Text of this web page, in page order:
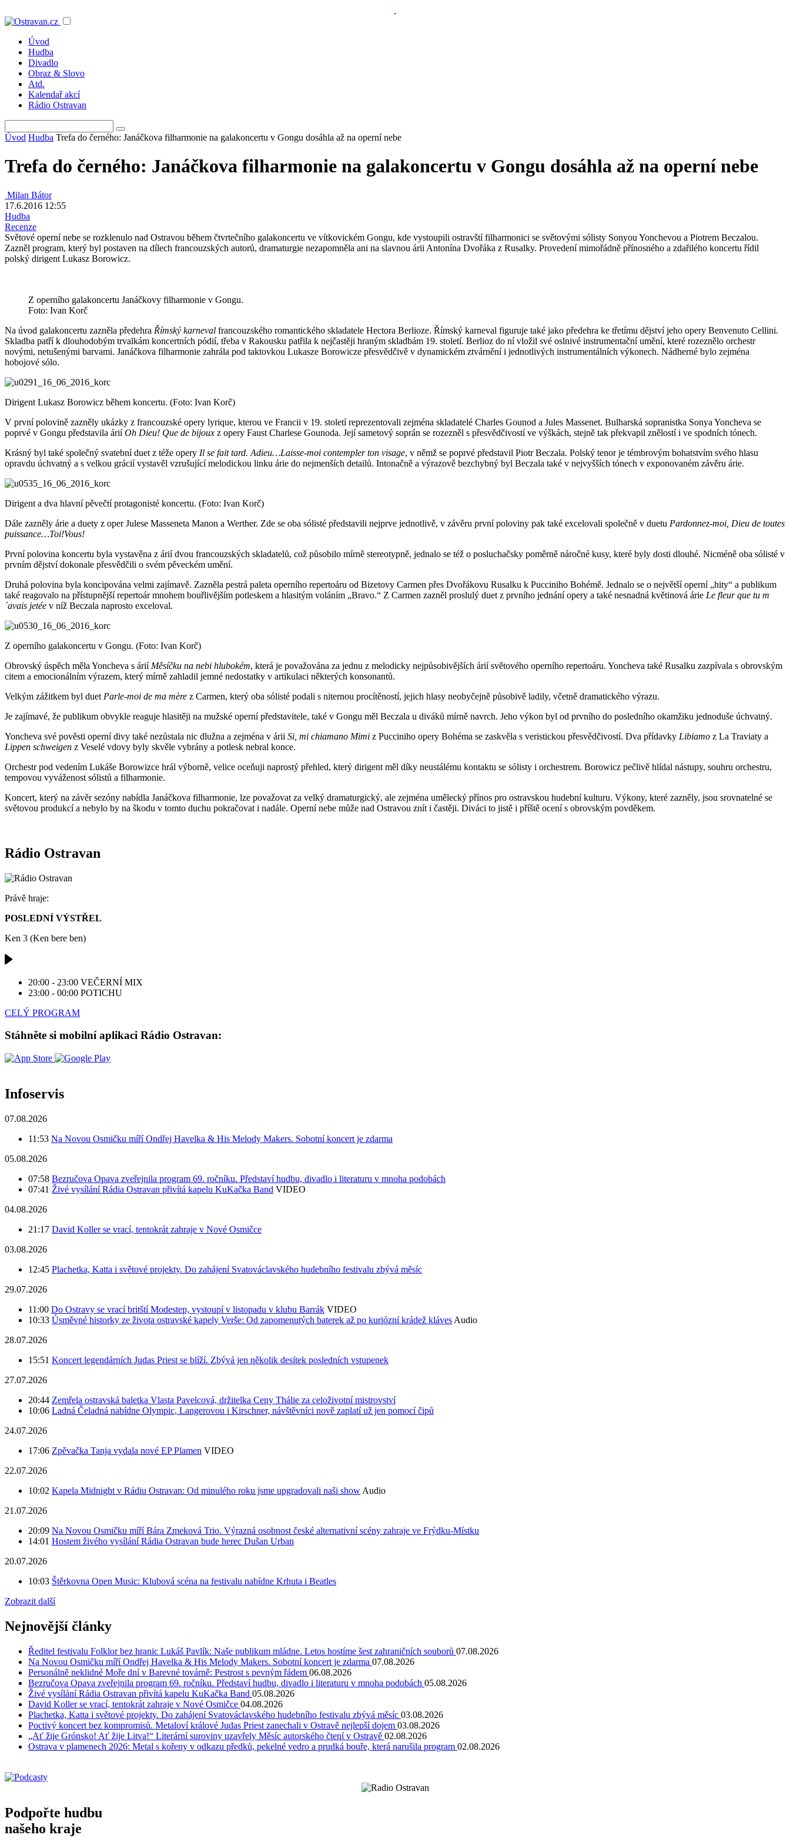
Úvod
Hudba
Divadlo
Obraz & Slovo
Atd.
Kalendař akcí
Rádio Ostravan
Úvod Hudba Trefa do černého: Janáčkova filharmonie na galakoncertu v Gongu dosáhla až na operní nebe
Trefa do černého: Janáčkova filharmonie na galakoncertu v Gongu dosáhla až na operní nebe
Milan Bátor
17.6.2016 12:55
Hudba
Recenze
Světové operní nebe se rozklenulo nad Ostravou během čtvrtečního galakoncertu ve vítkovickém Gongu, kde vystoupili ostravští filharmonici se světovými sólisty Sonyou Yonchevou a Piotrem Beczalou.
Zazněl program, který byl postaven na dílech francouzských autorů, dramaturgie nezapomněla ani na slavnou árii Antonína Dvořáka z Rusalky. Provedení mimořádně přínosného a zdařilého koncertu řídil
polský dirigent Lukasz Borowicz.
Z operního galakoncertu Janáčkovy filharmonie v Gongu.
Foto: Ivan Korč
Na úvod galakoncertu zazněla předehra Římský karneval francouzského romantického skladatele Hectora Berlioze. Římský karneval figuruje také jako předehra ke třetímu dějství jeho opery Benvenuto Cellini.
Skladba patří k dlouhodobým trvalkám koncertních pódií, třeba v Rakousku patřila k nejčastěji hraným skladbám 19. století. Berlioz do ní vložil své oslnivé instrumentační umění, které rozeznělo orchestr
novými, netušenými barvami. Janáčkova filharmonie zahrála pod taktovkou Lukasze Borowicze přesvědčivě v dynamickém ztvárnění i jednotlivých instrumentálních výkonech. Nádherné bylo zejména
hobojové sólo.
Dirigent Lukasz Borowicz během koncertu. (Foto: Ivan Korč)
V první polovině zazněly ukázky z francouzské opery lyrique, kterou ve Francii v 19. století reprezentovali zejména skladatelé Charles Gounod a Jules Massenet. Bulharská sopranistka Sonya Yoncheva se
poprvé v Gongu představila áriíOh Dieu! Que de bijoux z opery Faust Charlese Gounoda. Její sametový soprán se rozezněl s přesvědčivostí ve výškách, stejně tak překvapil znělostí i ve spodních tónech.
Krásný byl také společný svatební duet z téže opery Il se fait tard. Adieu…Laisse-moi contempler ton visage, v němž se poprvé představil Piotr Beczala. Polský tenor je témbrovým bohatstvím svého hlasu
opravdu úchvatný a s velkou grácií vystavěl vzrušující melodickou linku árie do nejmenších detailů. Intonačně a výrazově bezchybný byl Beczala také v nejvyšších tónech v exponovaném závěru árie.
Dirigent a dva hlavní pěvečtí protagonisté koncertu. (Foto: Ivan Korč)
Dále zazněly árie a duety z oper Julese Masseneta Manon a Werther. Zde se oba sólisté představili nejprve jednotlivě, v závěru první poloviny pak také excelovali společně v duetu Pardonnez-moi, Dieu de toutes
puissance…Toi!Vous!
První polovina koncertu byla vystavěna z árií dvou francouzských skladatelů, což působilo mírně stereotypně, jednalo se též o posluchačsky poměrně náročné kusy, které byly dosti dlouhé. Nicméně oba sólisté v
prvním dějství dokonale přesvědčili o svém pěveckém umění.
Druhá polovina byla koncipována velmi zajímavě. Zazněla pestrá paleta operního repertoáru od Bizetovy Carmen přes Dvořákovu Rusalku k Pucciniho Bohémě. Jednalo se o největší operní „hity“ a publikum
také reagovalo na přístupnější repertoár mnohem bouřlivějším potleskem a hlasitým voláním „Bravo.“ Z Carmen zazněl proslulý duet z prvního jednání opery a také nesnadná květinová árie Le fleur que tu m
´avais jetée v níž Beczala naprosto exceloval.
Z operního galakoncertu v Gongu. (Foto: Ivan Korč)
Obrovský úspěch měla Yoncheva s árií Měsíčku na nebi hlubokém, která je považována za jednu z melodicky nejpůsobivějších árií světového operního repertoáru. Yoncheva také Rusalku zazpívala s obrovským
citem a emocionálním výrazem, který mírně zahladil jemné nedostatky v artikulaci některých konsonantů.
Velkým zážitkem byl duet Parle-moi de ma mère z Carmen, který oba sólisté podali s niternou procítěností, jejich hlasy neobyčejně působivě ladily, včetně dramatického výrazu.
Je zajímavé, že publikum obvykle reaguje hlasitěji na mužské operní představitele, také v Gongu měl Beczala u diváků mírně navrch. Jeho výkon byl od prvního do posledního okamžiku jednoduše úchvatný.
Yoncheva své pověsti operní divy také nezůstala nic dlužna a zejména v árii Si, mi chiamano Mimi z Pucciniho opery Bohéma se zaskvěla s veristickou přesvědčivostí. Dva přídavky Libiamo z La Traviaty a
Lippen schweigen z Veselé vdovy byly skvěle vybrány a potlesk nebral konce.
Orchestr pod vedením Lukáše Borowizce hrál výborně, velice oceňuji naprostý přehled, který dirigent měl díky neustálému kontaktu se sólisty i orchestrem. Borowicz pečlivě hlídal nástupy, souhru orchestru,
tempovou vyváženost sólistů a filharmonie.
Koncert, který na závěr sezóny nabídla Janáčkova filharmonie, lze považovat za velký dramaturgický, ale zejména umělecký přínos pro ostravskou hudební kulturu. Výkony, které zazněly, jsou srovnatelné se
světovou produkcí a nebylo by na škodu v tomto duchu pokračovat i nadále. Operní nebe může nad Ostravou znít i častěji. Diváci to jistě i příště ocení s obrovským povděkem.
Rádio Ostravan
Právě hraje:
POSLEDNÍ VÝSTŘEL
Ken 3 (Ken bere ben)
20:00 - 23:00 VEČERNÍ MIX
23:00 - 00:00 POTICHU
CELÝ PROGRAM
Stáhněte si mobilní aplikaci Rádio Ostravan:
Infoservis
07.08.2026
11:53 Na Novou Osmičku míří Ondřej Havelka & His Melody Makers. Sobotní koncert je zdarma
05.08.2026
07:58 Bezručova Opava zveřejnila program 69. ročníku. Představí hudbu, divadlo i literaturu v mnoha podobách
07:41 Živé vysílání Rádia Ostravan přivítá kapelu KuKačka Band VIDEO
04.08.2026
21:17 David Koller se vrací, tentokrát zahraje v Nové Osmičce
03.08.2026
12:45 Plachetka, Katta i světové projekty. Do zahájení Svatováclavského hudebního festivalu zbývá měsíc
29.07.2026
11:00 Do Ostravy se vrací britští Modestep, vystoupí v listopadu v klubu Barrák VIDEO
10:33 Úsměvné historky ze života ostravské kapely Verše: Od zapomenutých baterek až po kuriózní krádež kláves Audio
28.07.2026
15:51 Koncert legendárních Judas Priest se blíží. Zbývá jen několik desítek posledních vstupenek
27.07.2026
20:44 Zemřela ostravská baletka Vlasta Pavelcová, držitelka Ceny Thálie za celoživotní mistrovství
10:06 Ladná Čeladná nabídne Olympic, Langerovou i Kirschner, návštěvníci nově zaplatí už jen pomocí čipů
24.07.2026
17:06 Zpěvačka Tanja vydala nové EP Plamen VIDEO
22.07.2026
10:02 Kapela Midnight v Rádiu Ostravan: Od minulého roku jsme upgradovali naši show Audio
21.07.2026
20:09 Na Novou Osmičku míří Bára Zmeková Trio. Výrazná osobnost české alternativní scény zahraje ve Frýdku-Místku
14:01 Hostem živého vysílání Rádia Ostravan bude herec Dušan Urban
20.07.2026
10:03 Štěrkovna Open Music: Klubová scéna na festivalu nabídne Krhuta i Beatles
Zobrazit další
Nejnovější články
Ředitel festivalu Folklor bez hranic Lukáš Pavlík: Naše publikum mládne. Letos hostíme šest zahraničních souborů 07.08.2026
Na Novou Osmičku míří Ondřej Havelka & His Melody Makers. Sobotní koncert je zdarma 07.08.2026
Personálně neklidné Moře dní v Barevné továrně: Pestrost s pevným řádem 06.08.2026
Bezručova Opava zveřejnila program 69. ročníku. Představí hudbu, divadlo i literaturu v mnoha podobách 05.08.2026
Živé vysílání Rádia Ostravan přivítá kapelu KuKačka Band 05.08.2026
David Koller se vrací, tentokrát zahraje v Nové Osmičce 04.08.2026
Plachetka, Katta i světové projekty. Do zahájení Svatováclavského hudebního festivalu zbývá měsíc 03.08.2026
Poctivý koncert bez kompromisů. Metaloví králové Judas Priest zanechali v Ostravě nejlepší dojem 03.08.2026
„Ať žije Grónsko! Ať žije Litva!“ Literární suroviny uzavřely Měsíc autorského čtení v Ostravě 02.08.2026
Ostrava v plamenech 2026: Metal s kořeny v odkazu předků, pekelné vedro a prudká bouře, která narušila program 02.08.2026
Podpořte hudbu
našeho kraje